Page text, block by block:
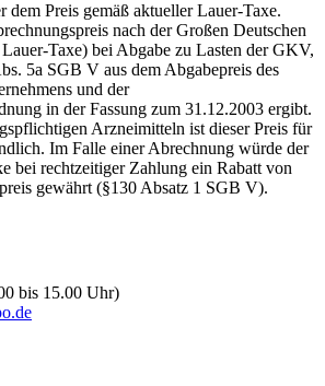
dem Preis gemäß aktueller Lauer-Taxe.
nach der Großen Deutschen
Taxe) bei Abgabe zu Lasten der GKV,
5a SGB V aus dem Abgabepreis des
und der
in der Fassung zum 31.12.2003 ergibt.
Arzneimitteln ist dieser Preis für
Im Falle einer Abrechnung würde der
bei rechtzeitiger Zahlung ein Rabatt von
gewährt (§130 Absatz 1 SGB V).
bis 15.00 Uhr)